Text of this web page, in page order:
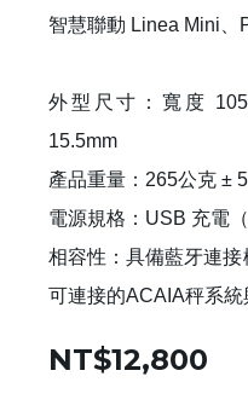
智慧聯動 Linea Mini、
外型尺寸：寬度
15.5mm
產品重量：265公克 ±
電源規格：USB 充電
相容性：具備藍牙連
可連接的ACAIA秤系
NT$12,800